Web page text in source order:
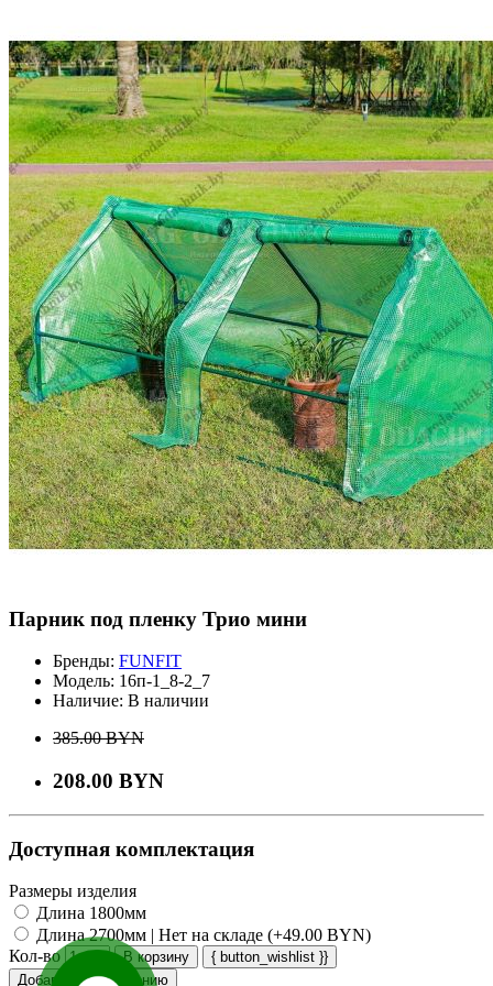
Парник под пленку Трио мини
Бренды: FUNFIT
Модель: 16п-1_8-2_7
Наличие: В наличии
385.00 BYN
208.00 BYN
Доступная комплектация
Размеры изделия
Длина 1800мм
Длина 2700мм | Нет на складе (+49.00 BYN)
Кол-во
В корзину
{ button_wishlist }}
Добавить к сравнению